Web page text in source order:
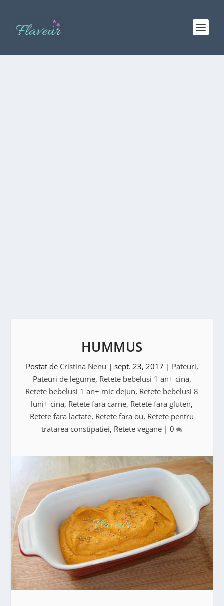
HUMMUS
Postat de Cristina Nenu | sept. 23, 2017 | Pateuri,
Pateuri de legume, Retete bebelusi 1 an+ cina,
Retete bebelusi 1 an+ mic dejun, Retete bebelusi 8
luni+ cina, Retete fara carne, Retete fara gluten,
Retete fara lactate, Retete fara ou, Retete pentru
tratarea constipatiei, Retete vegane | 0